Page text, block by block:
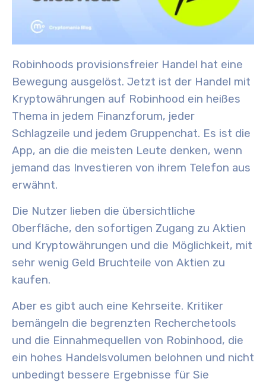
Robinhoods provisionsfreier Handel hat eine
Bewegung ausgelöst. Jetzt ist der Handel mit
Kryptowährungen auf Robinhood ein heißes
Thema in jedem Finanzforum, jeder
Schlagzeile und jedem Gruppenchat. Es ist die
App, an die die meisten Leute denken, wenn
jemand das Investieren von ihrem Telefon aus
erwähnt.
Die Nutzer lieben die übersichtliche
Oberfläche, den sofortigen Zugang zu Aktien
und Kryptowährungen und die Möglichkeit, mit
sehr wenig Geld Bruchteile von Aktien zu
kaufen.
Aber es gibt auch eine Kehrseite. Kritiker
bemängeln die begrenzten Recherchetools
und die Einnahmequellen von Robinhood, die
ein hohes Handelsvolumen belohnen und nicht
unbedingt bessere Ergebnisse für Sie